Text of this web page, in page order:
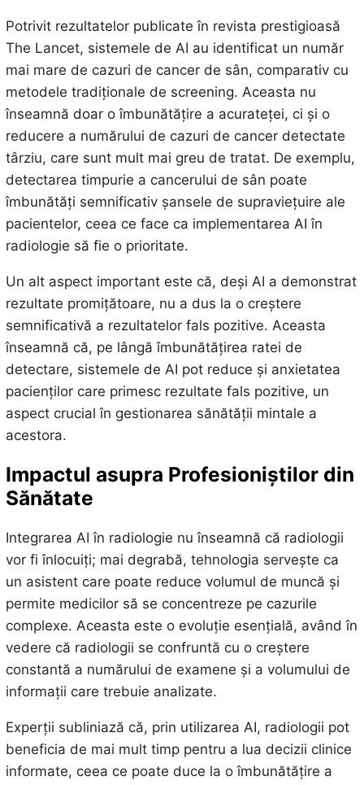
Potrivit rezultatelor publicate în revista prestigioasă
The Lancet, sistemele de AI au identificat un număr
mai mare de cazuri de cancer de sân, comparativ cu
metodele tradiționale de screening. Aceasta nu
înseamnă doar o îmbunătățire a acurateței, ci și o
reducere a numărului de cazuri de cancer detectate
târziu, care sunt mult mai greu de tratat. De exemplu,
detectarea timpurie a cancerului de sân poate
îmbunătăți semnificativ șansele de supraviețuire ale
pacientelor, ceea ce face ca implementarea AI în
radiologie să fie o prioritate.
Un alt aspect important este că, deși AI a demonstrat
rezultate promițătoare, nu a dus la o creștere
semnificativă a rezultatelor fals pozitive. Aceasta
înseamnă că, pe lângă îmbunătățirea ratei de
detectare, sistemele de AI pot reduce și anxietatea
pacienților care primesc rezultate fals pozitive, un
aspect crucial în gestionarea sănătății mintale a
acestora.
Impactul asupra Profesioniștilor din
Sănătate
Integrarea AI în radiologie nu înseamnă că radiologii
vor fi înlocuiți; mai degrabă, tehnologia servește ca
un asistent care poate reduce volumul de muncă și
permite medicilor să se concentreze pe cazurile
complexe. Aceasta este o evoluție esențială, având în
vedere că radiologii se confruntă cu o creștere
constantă a numărului de examene și a volumului de
informații care trebuie analizate.
Experții subliniază că, prin utilizarea AI, radiologii pot
beneficia de mai mult timp pentru a lua decizii clinice
informate, ceea ce poate duce la o îmbunătățire a